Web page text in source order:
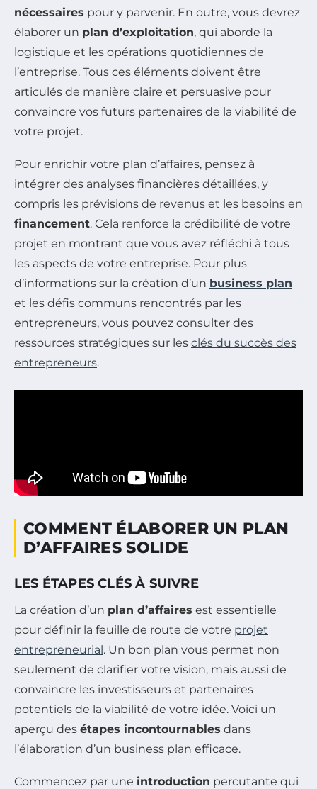
nécessaires pour y parvenir. En outre, vous devrez
élaborer un plan d’exploitation, qui aborde la
logistique et les opérations quotidiennes de
l’entreprise. Tous ces éléments doivent être
articulés de manière claire et persuasive pour
convaincre vos futurs partenaires de la viabilité de
votre projet.
Pour enrichir votre plan d’affaires, pensez à
intégrer des analyses financières détaillées, y
compris les prévisions de revenus et les besoins en
financement. Cela renforce la crédibilité de votre
projet en montrant que vous avez réfléchi à tous
les aspects de votre entreprise. Pour plus
d’informations sur la création d’un business plan
et les défis communs rencontrés par les
entrepreneurs, vous pouvez consulter des
ressources stratégiques sur les clés du succès des
entrepreneurs.
COMMENT ÉLABORER UN PLAN
D’AFFAIRES SOLIDE
LES ÉTAPES CLÉS À SUIVRE
La création d’un plan d’affaires est essentielle
pour définir la feuille de route de votre projet
entrepreneurial. Un bon plan vous permet non
seulement de clarifier votre vision, mais aussi de
convaincre les investisseurs et partenaires
potentiels de la viabilité de votre idée. Voici un
aperçu des étapes incontournables dans
l’élaboration d’un business plan efficace.
Commencez par une introduction percutante qui